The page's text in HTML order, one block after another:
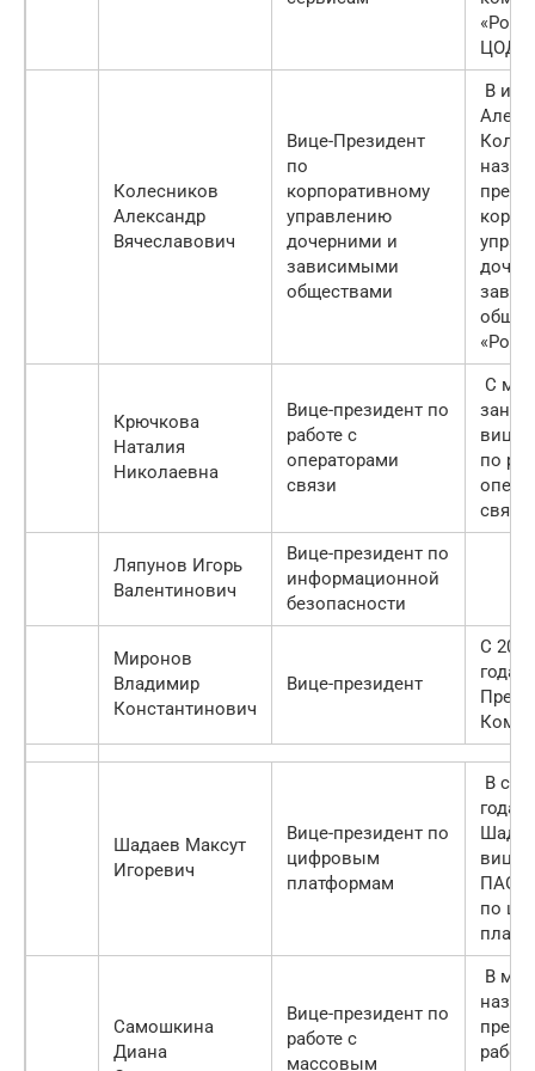
ЦОД».
Колесников
Александр
Вячеславович
Вице-Президент
по
корпоративному
управлению
дочерними и
зависимыми
обществами
В
Крючкова
Наталия
Николаевна
Вице-президент по
работе с
операторами
связи
C
вице-
по
связи.
Ляпунов Игорь
Валентинович
Вице-президент по
информационной
безопасности
Миронов
Владимир
Константинович
Вице-президент
С 20
года
Шадаев Максут
Игоревич
Вице-президент по
цифровым
платформам
В
года
вице-
ПАО
по
Самошкина
Диана
Вице-президент по
работе с
массовым
В